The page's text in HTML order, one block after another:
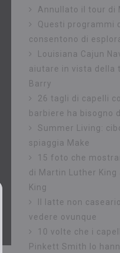
Annullato il tour di
Questi programmi
consentono di
Louisiana Cajun
aiutare in vista della
Barry
26 tagli di capelli
barbiere ha bisogno
Summer Living:
spiaggia Make
15 foto che
di Martin Luther
King
Il latte non
vedere ovunque
10 volte che i
Pinkett Smith lo